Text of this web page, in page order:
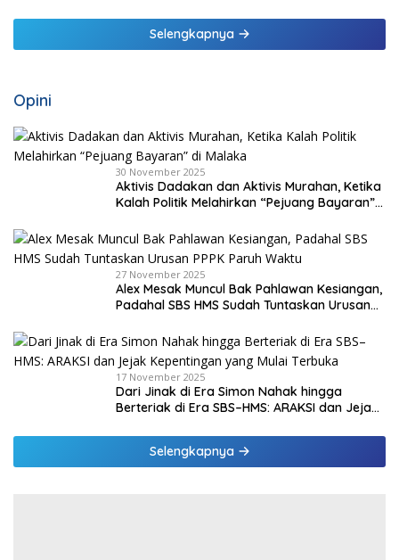
Selengkapnya
Opini
30 November 2025
Aktivis Dadakan dan Aktivis Murahan, Ketika
Kalah Politik Melahirkan “Pejuang Bayaran”
27 November 2025
Alex Mesak Muncul Bak Pahlawan Kesiangan,
Padahal SBS HMS Sudah Tuntaskan Urusan
17 November 2025
Dari Jinak di Era Simon Nahak hingga
Berteriak di Era SBS–HMS: ARAKSI dan Jejak
Selengkapnya